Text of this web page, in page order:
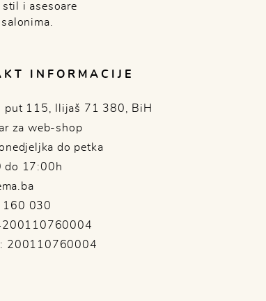
i asesoare
INFORMACIJE
put 115, Ilijaš 71 380, BiH
za web-shop
do petka
do 17:00h
160 030
200110760004